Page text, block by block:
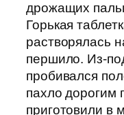
дрожащих
Горькая
растворялась
першило. Из-
пробивался
пахло дорогим
приготовили в